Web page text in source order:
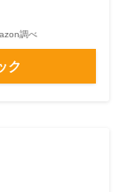
調べ
ク